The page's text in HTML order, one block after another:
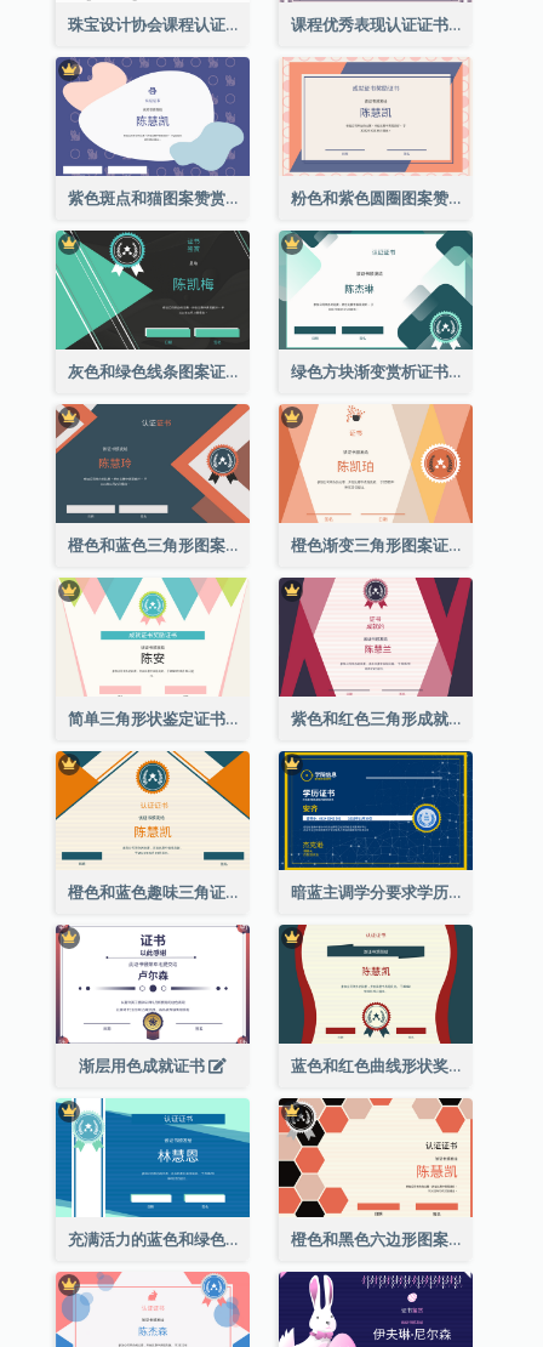
珠宝设计协会课程认证证书 课程优秀表现认证证书
紫色斑点和猫图案赞赏证书 粉色和紫色圆圈图案赞赏证书
灰色和绿色线条图案证书 绿色方块渐变赏析证书
橙色和蓝色三角形图案证书 橙色渐变三角形图案证书
简单三角形状鉴定证书 紫色和红色三角形成就证书
橙色和蓝色趣味三角证书 暗蓝主调学分要求学历证书
渐层用色成就证书 蓝色和红色曲线形状奖证书
充满活力的蓝色和绿色徽章证书 橙色和黑色六边形图案证书